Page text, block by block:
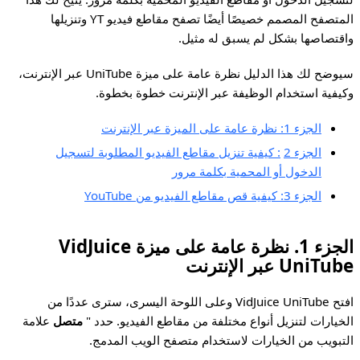
المتصفح المصمم خصيصًا أيضًا تصفح مقاطع فيديو YT وتنزيلها
واقتصاصها بشكل لم يسبق له مثيل.
سيوضح لك هذا الدليل نظرة عامة على ميزة UniTube عبر الإنترنت،
وكيفية استخدام الوظيفة عبر الإنترنت خطوة بخطوة.
الجزء 1: نظرة عامة على الميزة عبر الإنترنت
الجزء 2
: كيفية تنزيل مقاطع الفيديو المطلوبة لتسجيل
الدخول أو المحمية بكلمة مرور
الجزء 3: كيفية قص مقاطع الفيديو من YouTube
الجزء 1. نظرة عامة على ميزة VidJuice
UniTube عبر الإنترنت
افتح VidJuice UniTube وعلى اللوحة اليسرى، سترى عددًا من
الخيارات لتنزيل أنواع مختلفة من مقاطع الفيديو. حدد " متصل علامة
التبويب من الخيارات لاستخدام متصفح الويب المدمج.